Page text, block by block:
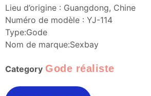
Lieu d’origine : Guangdong, Chine
Numéro de modèle : YJ-114
Type:Gode
Nom de marque:Sexbay
Category Gode réaliste